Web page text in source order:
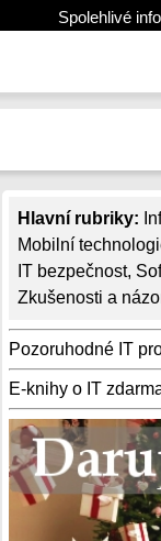
Spolehlivé
Hlavní rubriky:
Mobilní
IT bezpečnost,
Zkušenosti a
Pozoruhodné IT
E-knihy o IT